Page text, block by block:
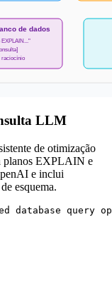
de dados
raciocínio
LLM
de otimização
planos EXPLAIN e
e inclui
esquema.
database query